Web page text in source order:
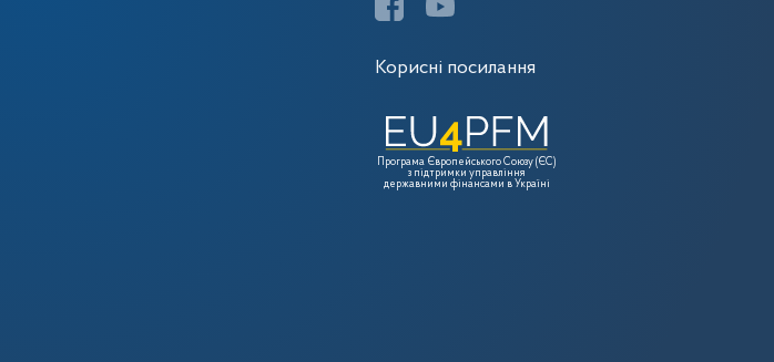
Корисні посилання
Програма Європейського Союзу (ЄС)
з підтримки управління
державними фінансами в Україні